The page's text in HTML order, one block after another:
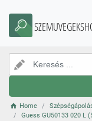
Home
Guess GU50133 020 L